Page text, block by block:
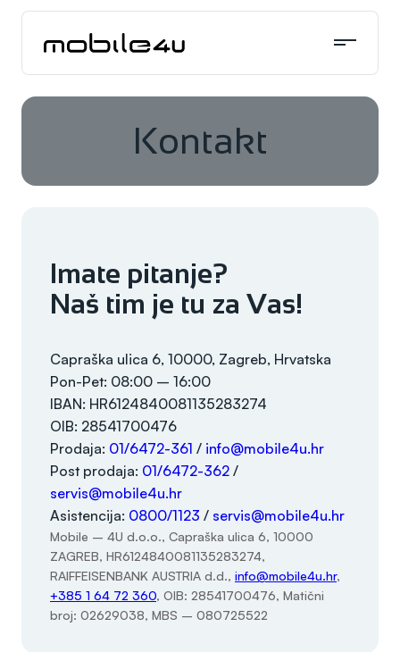
Skoči
sadržaja
Kontakt
Imate pitanje?
Naš tim je tu za Vas!
Capraška ulica 6, 10000, Zagreb, Hrvatska
Pon-Pet: 08:00 – 16:00
IBAN: HR6124840081135283274
OIB: 28541700476
Prodaja: 01/6472-361 / info@mobile4u.hr
Post prodaja: 01/6472-362 /
servis@mobile4u.hr
Asistencija: 0800/1123 / servis@mobile4u.hr
Mobile – 4U d.o.o., Capraška ulica 6, 10000
ZAGREB, HR6124840081135283274,
RAIFFEISENBANK AUSTRIA d.d., info@mobile4u.hr,
+385 1 64 72 360, OIB: 28541700476, Matični
broj: 02629038, MBS – 080725522